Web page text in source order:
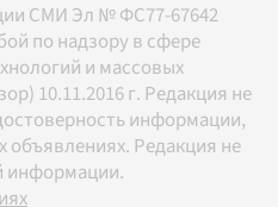
СМИ Эл № ФС77-67642
по надзору в сфере
и массовых
10.11.2016 г. Редакция не
информации,
Редакция не
информации.